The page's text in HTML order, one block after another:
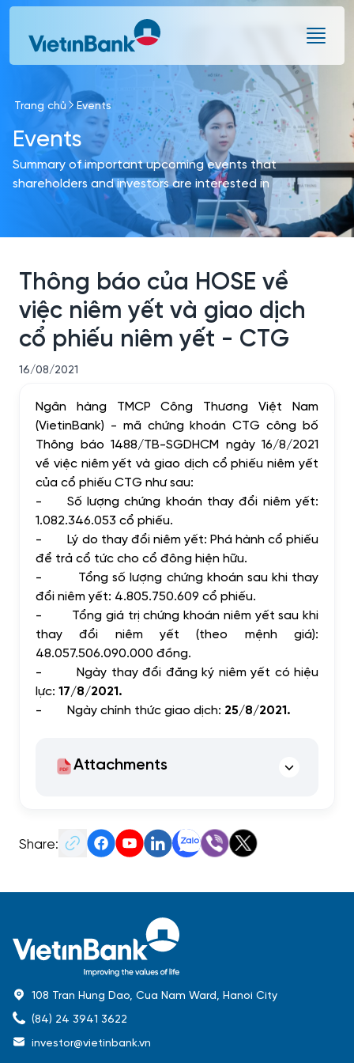
Skip to Main Content
Trang chủ Events
Events
Summary of important upcoming events that
shareholders and investors are interested in
Thông báo của HOSE về
việc niêm yết và giao dịch
cổ phiếu niêm yết - CTG
16/08/2021
Ngân hàng TMCP Công Thương Việt Nam
(VietinBank) - mã chứng khoán CTG công bố
Thông báo 1488/TB-SGDHCM ngày 16/8/2021
về việc niêm yết và giao dịch cổ phiếu niêm yết
của cổ phiếu CTG như sau:
- Số lượng chứng khoán thay đổi niêm yết:
1.082.346.053 cổ phiếu.
-
Lý do thay đổi niêm yết: Phá hành cổ phiếu
để trả cổ tức cho cổ đông hiện hữu.
-
Tổng số lượng chứng khoán sau khi thay
đổi niêm yết: 4.805.750.609 cổ phiếu.
-
Tổng giá trị chứng khoán niêm yết sau khi
thay đổi niêm yết (theo mệnh giá):
48.057.506.090.000 đồng.
-
Ngày thay đổi đăng ký niêm yết có hiệu
lực: 17/8/2021.
-
Ngày chính thức giao dịch: 25/8/2021.
Attachments
Share:
108 Tran Hung Dao, Cua Nam Ward, Hanoi City
(84) 24 3941 3622
investor@vietinbank.vn